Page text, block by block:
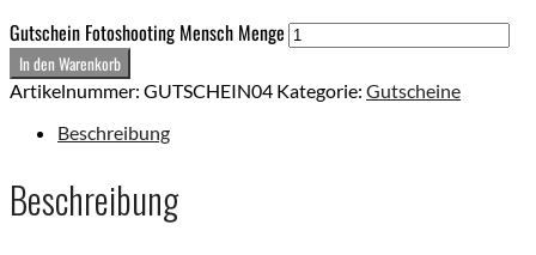
Gutschein Fotoshooting Mensch Menge
In den Warenkorb
Artikelnummer: GUTSCHEIN04 Kategorie: Gutscheine
Beschreibung
Beschreibung